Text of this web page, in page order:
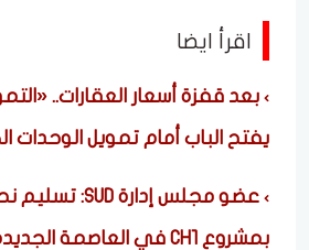
اقرأ ايضا
بعد قفزة أسعار العقارات..
يفتح الباب أمام تمويل الوحدات
بمشروع CH1 في العاصمة الجديدة